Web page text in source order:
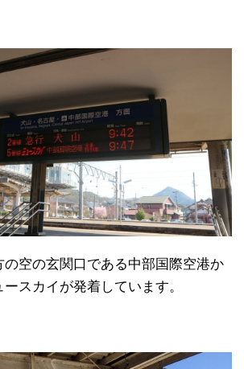
の空の玄関口である中部国際空港か
スカイが発着しています。